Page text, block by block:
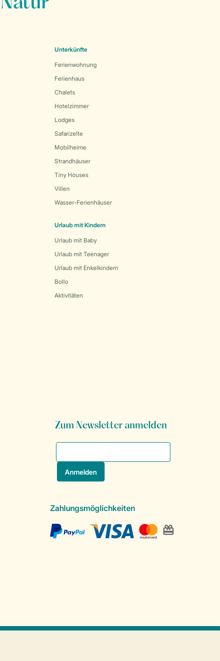
Unterkünfte
Ferienwohnung
Ferienhaus
Chalets
Hotelzimmer
Lodges
Safarizelte
Mobilheime
Strandhäuser
Tiny Houses
Villen
Wasser-Ferienhäuser
Urlaub mit Kindern
Urlaub mit Baby
Urlaub mit Teenager
Urlaub mit Enkelkindern
Bollo
Aktivitäten
Zum Newsletter anmelden
Zahlungsmöglichkeiten